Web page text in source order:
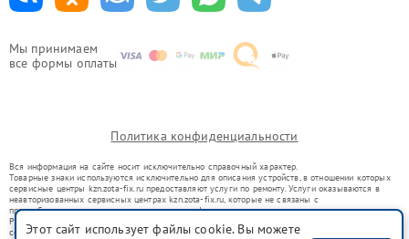
Мы принимаем
все формы оплаты
Политика конфиденциальности
Вся информация на сайте носит исключительно справочный характер.
Товарные знаки используются исключительно для описания устройств, в отношении которых
сервисные центры kzn.zota-fix.ru предоставляют услуги по ремонту. Услуги оказываются в
неавторизованных сервисных центрах kzn.zota-fix.ru, которые не связаны с
правообладателями товарных знаков или их официальными представителями.
Ремонт осуществляется для устройств, уже введенных в гражданский оборот в соответствии
со статьей 1487 ГК РФ.
Этот сайт использует файлы cookie. Вы можете